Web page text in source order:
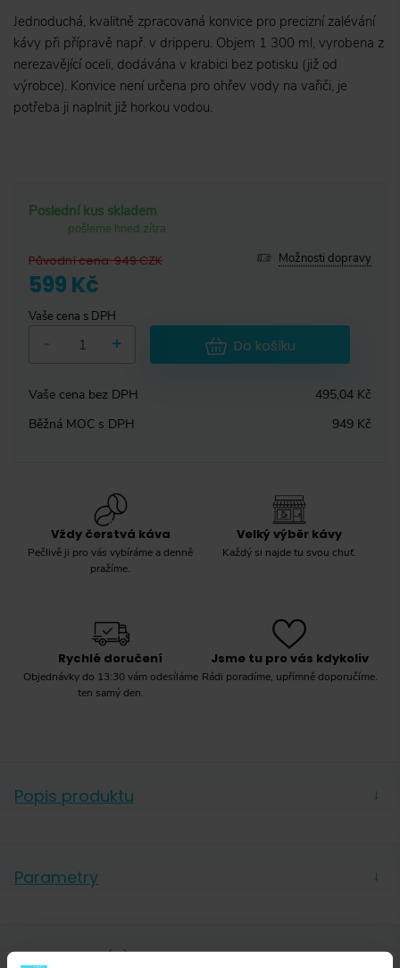
Jednoduchá, kvalitně zpracovaná konvice pro precizní zalévání
kávy při přípravě např. v dripperu. Objem 1 300 ml, vyrobena z
nerezavějící oceli, dodávána v krabici bez potisku (již od
výrobce). Konvice není určena pro ohřev vody na vařiči, je
potřeba ji naplnit již horkou vodou.
Poslední kus skladem
pošleme hned zítra
Původní cena:949CZK
599 Kč
Vaše cena s DPH
Možnosti dopravy
+ Do košíku
Vaše cena bez DPH
495,04 Kč
Běžná MOC s DPH
949 Kč
Vždy čerstvá káva
Pečlivě ji pro vás vybíráme a denně
pražíme.
Velký výběr kávy
Každý si najde tu svou chuť.
Rychlé doručení
Objednávky do 13:30 vám odesíláme
ten samý den.
Jsme tu pro vás kdykoliv
Rádi poradíme, upřímně doporučíme.
Popis produktu →
Parametry →
Hodnocení (0)